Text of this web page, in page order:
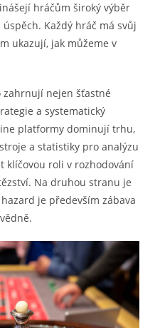
hráčům široký výběr
Každý hráč má svůj
ukazují, jak můžeme v
zahrnují nejen šťastné
a systematický
platformy dominují trhu,
a statistiky pro analýzu
klíčovou roli v rozhodování
Na druhou stranu je
je především zábava